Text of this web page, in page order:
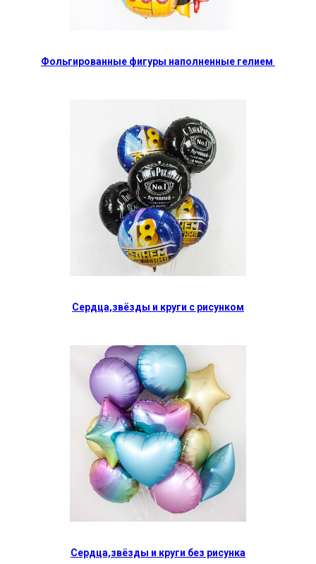
Фольгированные фигуры наполненные гелием
Сердца,звёзды и круги с рисунком
Сердца,звёзды и круги без рисунка